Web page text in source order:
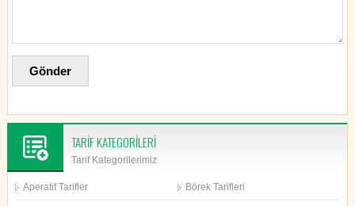
TARİF KATEGORİLERİ
Tarif Kategorilerimiz
Aperatif Tarifler Börek Tarifleri